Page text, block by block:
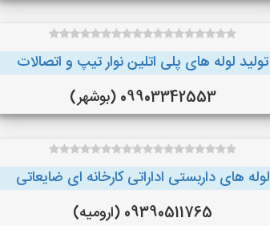
تولید لوله های پلی اتلین نوار تیپ و اتصالات
09903342553 (بوشهر)
لوله های داربستی اداراتی کارخانه ای ضایعاتی
09390511765 (ارومیه)